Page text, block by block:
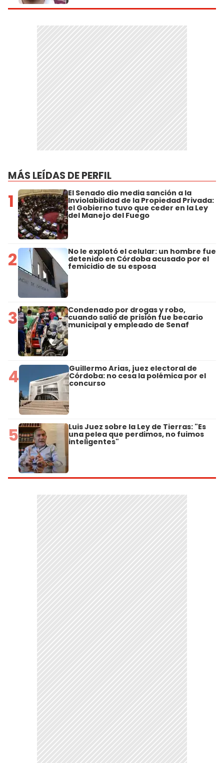
MÁS LEÍDAS DE PERFIL
1 El Senado dio media sanción a la
Inviolabilidad de la Propiedad Privada:
el Gobierno tuvo que ceder en la Ley
del Manejo del Fuego
2 No le explotó el celular: un hombre fue
detenido en Córdoba acusado por el
femicidio de su esposa
3 Condenado por drogas y robo,
cuando salió de prisión fue becario
municipal y empleado de Senaf
4 Guillermo Arias, juez electoral de
Córdoba: no cesa la polémica por el
concurso
5 Luis Juez sobre la Ley de Tierras: "Es
una pelea que perdimos, no fuimos
inteligentes"